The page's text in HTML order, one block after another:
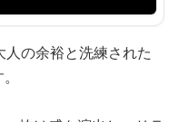
の余裕と洗練された